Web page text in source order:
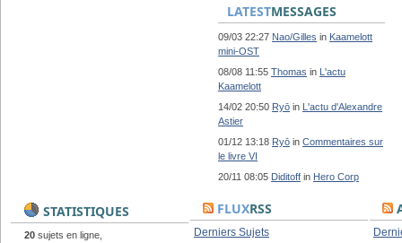
LATESTMESSAGES
09/03 22:27 Nao/Gilles in Kaamelott
mini-OST
08/08 11:55 Thomas in L'actu
Kaamelott
14/02 20:50 Ryō in L'actu d'Alexandre
Astier
01/12 13:18 Ryō in Commentaires sur
le livre VI
20/11 08:05 Diditoff in Hero Corp
STATISTIQUES
20 sujets en ligne,
FLUXRSS
Derniers Sujets